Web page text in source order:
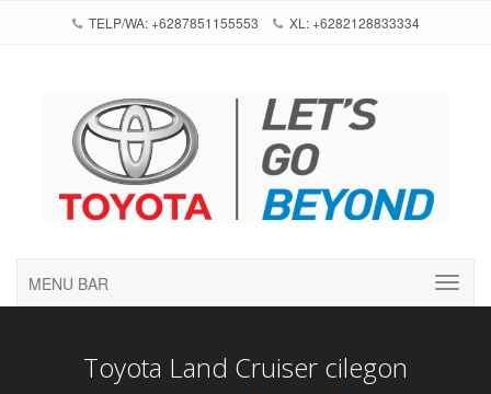
TELP/WA: +6287851155553 XL: +6282128833334
MENU BAR
Toyota Land Cruiser cilegon